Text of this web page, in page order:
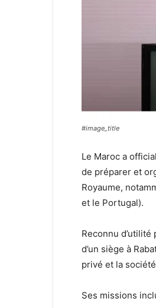
#image_title
Le Maroc a
de préparer et
Royaume,
et le Portugal).
Reconnu
d’un siège à
privé et la
Ses missions